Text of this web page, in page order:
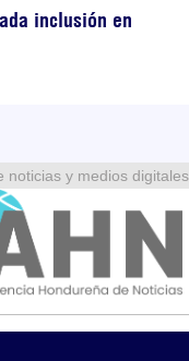
inclusión en
noticias y medios digitales